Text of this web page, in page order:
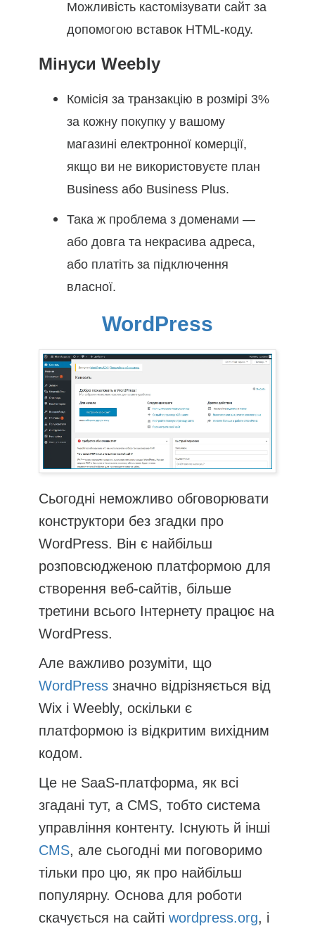
Можливість кастомізувати сайт за
допомогою вставок HTML-коду.
Мінуси Weebly
Комісія за транзакцію в розмірі 3%
за кожну покупку у вашому
магазині електронної комерції,
якщо ви не використовуєте план
Business або Business Plus.
Така ж проблема з доменами —
або довга та некрасива адреса,
або платіть за підключення
власної.
WordPress
Сьогодні неможливо обговорювати
конструктори без згадки про
WordPress. Він є найбільш
розповсюдженою платформою для
створення веб-сайтів, більше
третини всього Інтернету працює на
WordPress.
Але важливо розуміти, що
WordPress значно відрізняється від
Wix і Weebly, оскільки є
платформою із відкритим вихідним
кодом.
Це не SaaS-платформа, як всі
згадані тут, а CMS, тобто система
управління контенту. Існують й інші
CMS, але сьогодні ми поговоримо
тільки про цю, як про найбільш
популярну. Основа для роботи
скачується на сайті wordpress.org, і